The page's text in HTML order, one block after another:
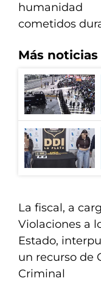
humanidad
cometidos
Más noticias
La fiscal, a
Violaciones a
Estado,
un recurso de
Criminal